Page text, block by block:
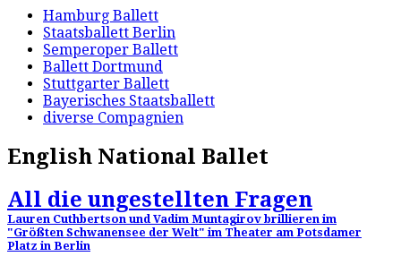
Hamburg Ballett
Staatsballett Berlin
Semperoper Ballett
Ballett Dortmund
Stuttgarter Ballett
Bayerisches Staatsballett
diverse Compagnien
English National Ballet
All die ungestellten Fragen
Lauren Cuthbertson und Vadim Muntagirov brillieren im
"Größten Schwanensee der Welt" im Theater am Potsdamer
Platz in Berlin